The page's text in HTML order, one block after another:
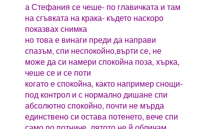
а Стефания се чеше- по главичката и там
на сгъвката на крака- където наскоро
показвах снимка
но това е винаги преди да направи
спазъм, спи неспокойно,върти се, не
може да си намери спокойна поза, хърка,
чеше се и се поти
когато е спокойна, както например снощи-
под контрол и с нормално дишане спи
абсолютно спокойно, почти не мърда
единствено си остава потенето, вече спи